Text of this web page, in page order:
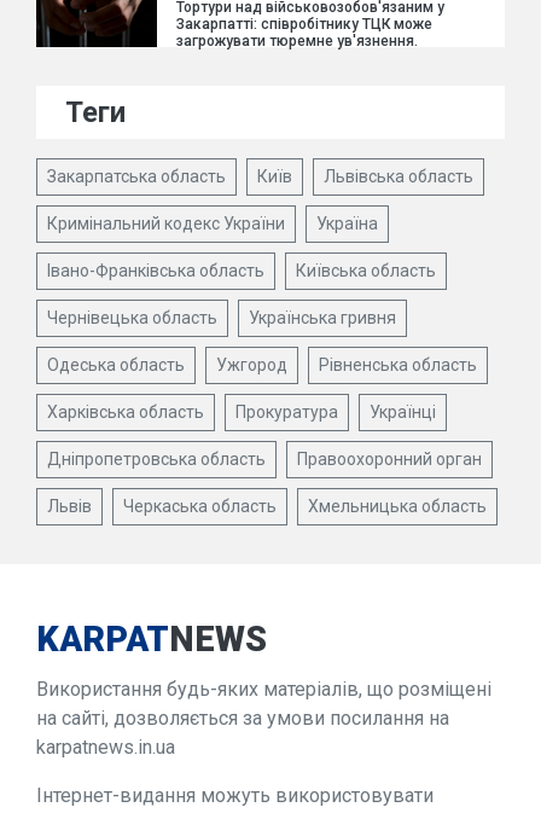
Тортури над військовозобов'язаним у
Закарпатті: співробітнику ТЦК може
загрожувати тюремне ув'язнення.
Теги
Закарпатська область Київ Львівська область
Кримінальний кодекс України Україна
Івано-Франківська область Київська область
Чернівецька область Українська гривня
Одеська область Ужгород Рівненська область
Харківська область Прокуратура Українці
Дніпропетровська область Правоохоронний орган
Львів Черкаська область Хмельницька область
KARPATNEWS
Використання будь-яких матеріалів, що розміщені
на сайті, дозволяється за умови посилання на
karpatnews.in.ua
Інтернет-видання можуть використовувати